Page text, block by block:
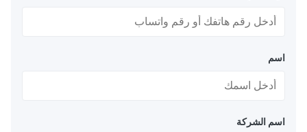
اسم الشركة